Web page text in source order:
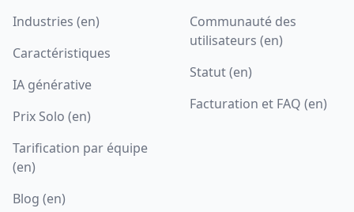
Industries (en)
Caractéristiques
IA générative
Prix Solo (en)
Tarification par équipe
(en)
Blog (en)
Communauté des
utilisateurs (en)
Statut (en)
Facturation et FAQ (en)